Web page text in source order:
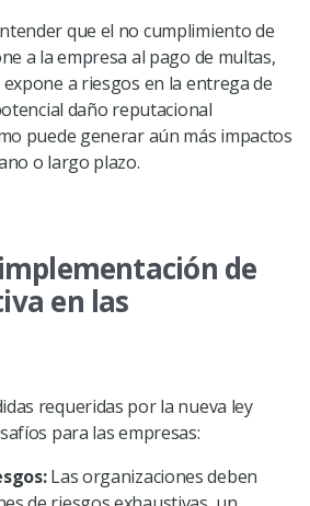
que el no cumplimiento de
a la empresa al pago de multas,
a riesgos en la entrega de
daño reputacional
puede generar aún más impactos
o largo plazo.
de
en las
requeridas por la nueva ley
para las empresas:
Las organizaciones deben